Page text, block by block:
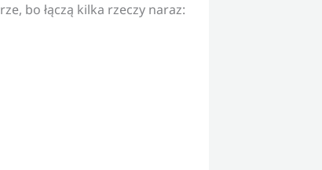
bo łączą kilka rzeczy naraz: